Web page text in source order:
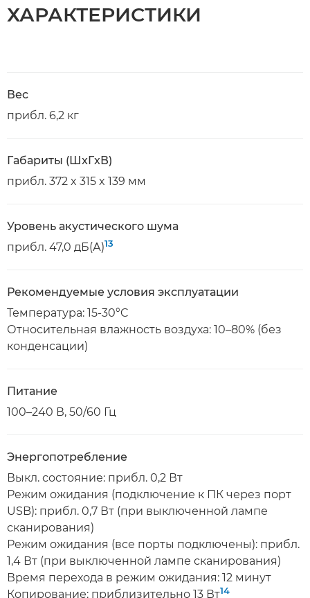
ХАРАКТЕРИСТИКИ
Вес
прибл. 6,2 кг
Габариты (ШxГxВ)
прибл. 372 x 315 x 139 мм
Уровень акустического шума
прибл. 47,0 дБ(А)13
Рекомендуемые условия эксплуатации
Температура: 15-30°C
Относительная влажность воздуха: 10–80% (без
конденсации)
Питание
100–240 В, 50/60 Гц
Энергопотребление
Выкл. состояние: прибл. 0,2 Вт
Режим ожидания (подключение к ПК через порт
USB): прибл. 0,7 Вт (при выключенной лампе
сканирования)
Режим ожидания (все порты подключены): прибл.
1,4 Вт (при выключенной лампе сканирования)
Время перехода в режим ожидания: 12 минут
Копирование: приблизительно 13 Вт14